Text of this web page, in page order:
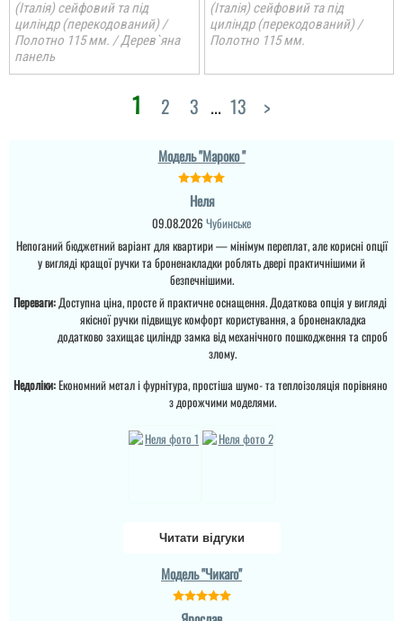
Євген
Потрібно було двері в
кладову, щоб недорого і
які двері повинні бути в
(Італія) сейфовий та під
циліндр (перекодований) /
Полотно 115 мм. / Дерев`яна
панель
(Італія) сейфовий та під
циліндр (перекодований) /
Полотно 115 мм.
1 2 3 ... 13 >
Модель "Мароко "
Неля
09.08.2026 Чубинське
Непоганий бюджетний варіант для квартири — мінімум переплат, але корисні опції
у вигляді кращої ручки та броненакладки роблять двері практичнішими й
безпечнішими.
Переваги:Доступна ціна, просте й практичне оснащення. Додаткова опція у вигляді
якісної ручки підвищує комфорт користування, а броненакладка
додатково захищає циліндр замка від механічного пошкодження та спроб
злому.
Недоліки:Економний метал і фурнітура, простіша шумо- та теплоізоляція порівняно
з дорожчими моделями.
Читати відгуки
Модель "Чикаго"